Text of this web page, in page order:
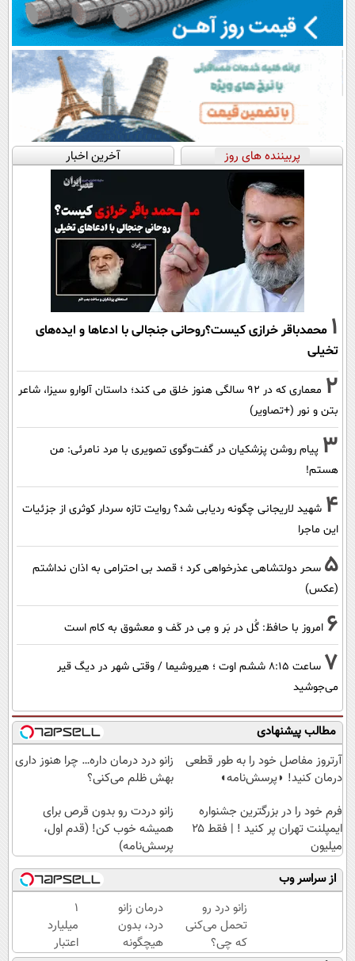
پربیننده های روز آخرین اخبار
1 محمدباقر خرازی کیست؟روحانی جنجالی با ادعاها و ایده‌های
تخیلی
2
معماری که در 92 سالگی هنوز خلق می کند؛ داستان آلوارو سیزا، شاعر
بتن و نور (+تصاویر)
3 پیام روشن پزشکیان در گفت‌و‌گوی تصویری با مرد نامرئی: من
هستم!
4 شهید لاریجانی چگونه ردیابی شد؟ روایت تازه سردار کوثری از جزئیات
این ماجرا
5 سحر دولتشاهی عذرخواهی کرد ؛ قصد بی احترامی به اذان نداشتم
(عکس)
6 امروز با حافظ: گُل در بَر و مِی در کَف و معشوق به کام است
7
ساعت ۸:۱۵ ششم اوت ؛ هیروشیما / وقتی شهر در دیگ قیر
می‌جوشید
مطالب پیشنهادی
آرتروز مفاصل خود را به طور قطعی
درمان کنید! ◗پرسش‌نامه◖
زانو درد درمان داره… چرا هنوز داری
بهش ظلم می‌کنی؟
فرم خود را در بزرگترین جشنواره
ایمپلنت تهران پر کنید ! | فقط ۲۵
میلیون
زانو دردت رو بدون قرص برای
همیشه خوب کن! (قدم اول،
پرسش‌نامه)
از سراسر وب
زانو درد رو
تحمل می‌کنی
که چی؟
درمان زانو
درد، بدون
هیچگونه
۱
میلیارد
اعتبار